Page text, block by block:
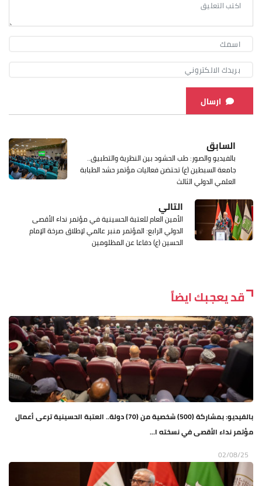
ارسال
السابق
بالفيديو والصور: طب الحشود بين النظرية والتطبيق..
جامعة السبطين (ع) تحتضن فعاليات مؤتمر حشد الطبابة
العلمي الدولي الثالث
التالي
الأمين العام للعتبة الحسينية في مؤتمر نداء الأقصى
الدولي الرابع: المؤتمر منبر عالمي لإطلاق صرخة الإمام
الحسين (ع) دفاعا عن المظلومين
قد يعجبك ايضاً
بالفيديو: بمشاركة (500) شخصية من (70) دولة.. العتبة الحسينية ترعى أعمال
مؤتمر نداء الأقصى في نسخته ا...
02/08/25